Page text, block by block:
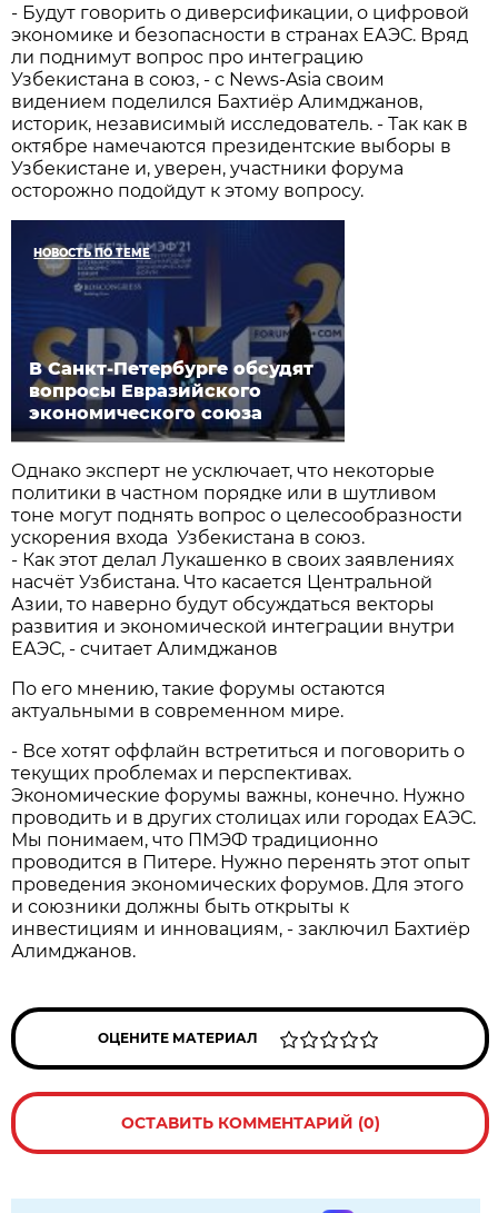
- Будут говорить о диверсификации, о цифровой
экономике и безопасности в странах ЕАЭС. Вряд
ли поднимут вопрос про интеграцию
Узбекистана в союз, - с News-Asia своим
видением поделился Бахтиёр Алимджанов,
историк, независимый исследователь. - Так как в
октябре намечаются президентские выборы в
Узбекистане и, уверен, участники форума
осторожно подойдут к этому вопросу.
НОВОСТЬ ПО ТЕМЕ
В Санкт-Петербурге обсудят
вопросы Евразийского
экономического союза
Однако эксперт не усключает, что некоторые
политики в частном порядке или в шутливом
тоне могут поднять вопрос о целесообразности
ускорения входа Узбекистана в союз.
- Как этот делал Лукашенко в своих заявлениях
насчёт Узбистана. Что касается Центральной
Азии, то наверно будут обсуждаться векторы
развития и экономической интеграции внутри
ЕАЭС, - считает Алимджанов
По его мнению, такие форумы остаются
актуальными в современном мире.
- Все хотят оффлайн встретиться и поговорить о
текущих проблемах и перспективах.
Экономические форумы важны, конечно. Нужно
проводить и в других столицах или городах ЕАЭС.
Мы понимаем, что ПМЭФ традиционно
проводится в Питере. Нужно перенять этот опыт
проведения экономических форумов. Для этого
и союзники должны быть открыты к
инвестициям и инновациям, - заключил Бахтиёр
Алимджанов.
ОЦЕНИТЕ МАТЕРИАЛ
ОСТАВИТЬ КОММЕНТАРИЙ (0)